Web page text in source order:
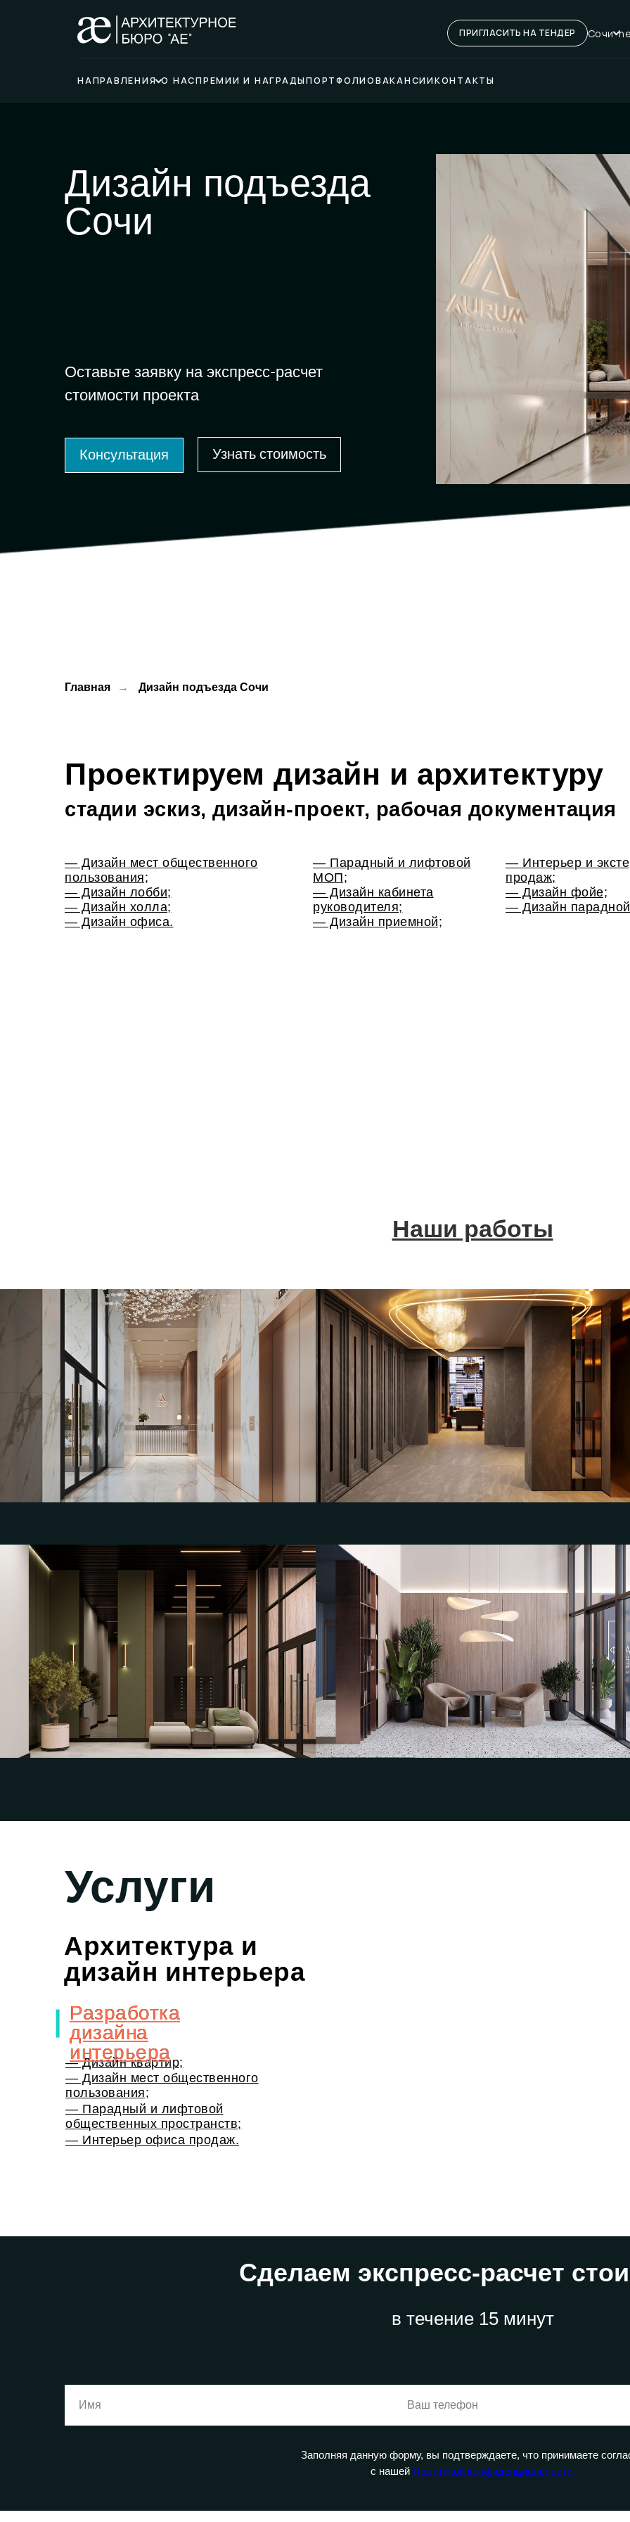
ПРИГЛАСИТЬ НА ТЕНДЕР Сочи
НАПРАВЛЕНИЯ О НАСПРЕМИИ И НАГРАДЫПОРТФОЛИОВАКАНСИИКОНТАКТЫ
Дизайн подъезда
Сочи
Консультация Узнать стоимость
Оставьте заявку на экспресс-расчет
стоимости проекта
Главная → Дизайн подъезда Сочи
Проектируем дизайн и архитектуру
— Дизайн мест общественного
пользования;
— Дизайн лобби;
— Дизайн холла;
— Дизайн офиса.
— Парадный и лифтовой
МОП;
— Дизайн кабинета
руководителя;
— Дизайн приемной;
— Интерьер и
продаж;
— Дизайн фойе;
— Дизайн
стадии эскиз, дизайн-проект, рабочая документация
Наши работы
Разработка эскизного дизайн-проекта и
визуализаций интерьера парадных МОП
для клубного квартала "Aurum"
Группа компаний СТРОЙТЭК, г. Уфа
Смотреть эскизный дизайн проект МОП
Разработка эскизного дизайн-проекта и
визуализаций интерьера парадных МОП
для Жилого квартала «Тверской»
АО «Параллели»
Смотреть кейс
Разработка эскизного дизайн-проекта и
визуализаций интерьера парадных МОП
для Жилого квартала «Foreville»
СЗ Три Эс Дмитровское 2
Смотреть кейс
Разработка эскизного дизайн-проекта и
визуализаций интерьера парадных МОП
для Жилого квартала «Лайф»
OOO СТАТУС
Смотреть кейс
Разработка
дизайна
интерьера
— Дизайн квартир;
Услуги
Архитектура и
дизайн интерьера
Разработка
дизайна
интерьера
— Интерьер офиса продаж.
— Дизайн мест общественного
пользования;
— Парадный и лифтовой
общественных пространств;
Сделаем экспресс-расчет
в течение 15 минут
Заполняя данную форму, вы подтверждаете, что принимаете
с нашей Политикой конфиденциальности.